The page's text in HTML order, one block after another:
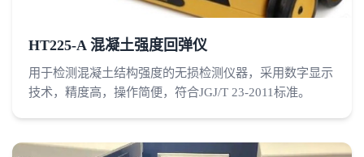
HT225-A 混凝土强度回弹仪
用于检测混凝土结构强度的无损检测仪器，采用数字显示
技术，精度高，操作简便，符合JGJ/T 23-2011标准。